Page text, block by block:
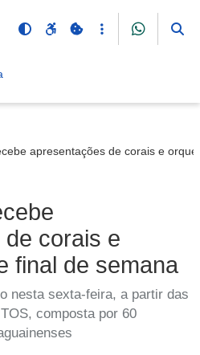
apresentações de corais e
corais e
final de semana
nesta sexta-feira, a partir das
composta por 60